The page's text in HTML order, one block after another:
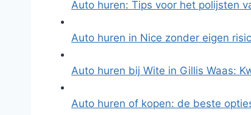
Auto huren: Tips voor het polijsten
Auto huren in Nice zonder eigen
Auto huren bij Wite in Gillis Waas:
Auto huren of kopen: de beste